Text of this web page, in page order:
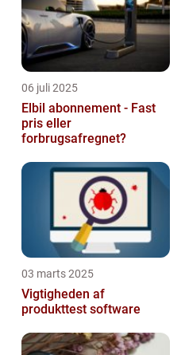
06 juli 2025
Elbil abonnement - Fast
pris eller
forbrugsafregnet?
03 marts 2025
Vigtigheden af
produkttest software